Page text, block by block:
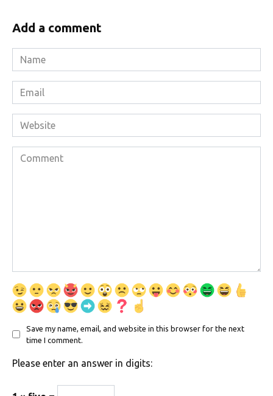
Add a comment
Name
*
Email
*
Website
Comment
Save my name, email, and website in this browser for the next
time I comment.
Please enter an answer in digits: